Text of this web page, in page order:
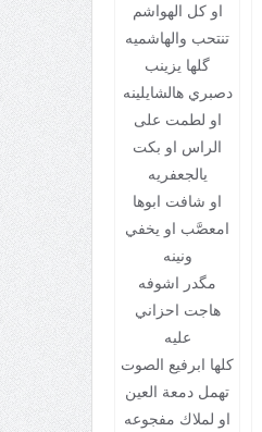
او كل الهواشم
تنتحب والهاشميه
گلها يزينب
دصبري هالشايلينه
او لطمت على
الراس او بكت
يالجعفريه
او شافت ابوها
امعصَّب او يخفي
ونينه
مگدر اشوفه
هاجت احزاني
عليه
كلها ابرفيع الصوت
تهمل دمعة العين
او لملاك مفجوعه